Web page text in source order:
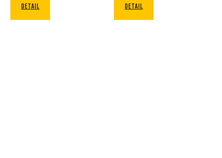
DETAIL DETAIL